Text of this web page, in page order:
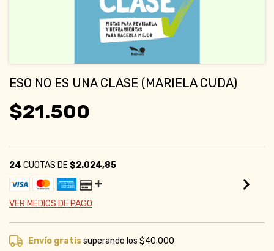
ESO NO ES UNA CLASE (MARIELA CUDA)
$21.500
24 CUOTAS DE$2.024,85
VER MEDIOS DE PAGO
Envío gratissuperando los$40.000